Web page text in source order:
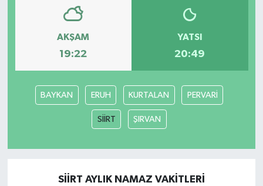
AKŞAM
19:22
YATSI
20:49
BAYKAN ERUH KURTALAN PERVARİ
SİİRT ŞIRVAN
SİİRT AYLIK NAMAZ VAKITLERI